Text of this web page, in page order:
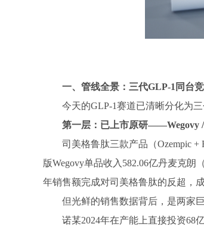
一、管线全景：三代GLP-1同台
今天的GLP-1赛道已清晰分化为
第一层：已上市原研——Wegovy /
司美格鲁肽三款产品（Ozempic +
版Wegovy单品收入582.06亿丹麦克朗
年销售额完成对司美格鲁肽的反超，
但光鲜的销售数据背后，是两家
诺某2024年在产能上直接投资68